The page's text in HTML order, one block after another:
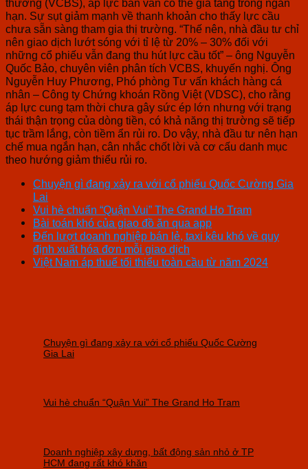
thương (VCBS), áp lực bán vẫn có thể gia tăng trong ngắn
hạn. Sự sụt giảm mạnh về thanh khoản cho thấy lực cầu
chưa sẵn sàng tham gia thị trường. “Thế nên, nhà đầu tư chỉ
nên giao dịch lướt sóng với tỉ lệ từ 20% – 30% đối với
những cổ phiếu vẫn đang thu hút lực cầu tốt” – ông Nguyễn
Quốc Bảo, chuyên viên phân tích VCBS, khuyến nghị. Ông
Nguyễn Huy Phương, Phó phòng Tư vấn khách hàng cá
nhân – Công ty Chứng khoán Rồng Việt (VDSC), cho rằng
áp lực cung tạm thời chưa gây sức ép lớn nhưng với trạng
thái thận trọng của dòng tiền, có khả năng thị trường sẽ tiếp
tục trầm lắng, còn tiềm ẩn rủi ro. Do vậy, nhà đầu tư nên hạn
chế mua ngắn hạn, cân nhắc chốt lời và cơ cấu danh mục
theo hướng giảm thiểu rủi ro.
Chuyện gì đang xảy ra với cổ phiếu Quốc Cường Gia
Lai
Vui hè chuẩn “Quận Vui” The Grand Ho Tram
Bài toán khó của giao đồ ăn qua app
Đến lượt doanh nghiệp bán lẻ, taxi kêu khó về quy
định xuất hóa đơn mỗi giao dịch
Việt Nam áp thuế tối thiểu toàn cầu từ năm 2024
Chuyện gì đang xảy ra với cổ phiếu Quốc Cường
Gia Lai
Vui hè chuẩn “Quận Vui” The Grand Ho Tram
Doanh nghiệp xây dựng, bất động sản nhỏ ở TP
HCM đang rất khó khăn